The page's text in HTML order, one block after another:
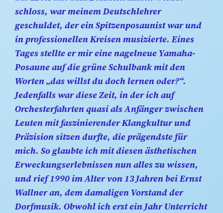
schloss, war meinem Deutschlehrer
geschuldet, der ein Spitzenposaunist war und
in professionellen Kreisen musizierte. Eines
Tages stellte er mir eine nagelneue Yamaha-
Posaune auf die grüne Schulbank mit den
Worten „das willst du doch lernen oder?“.
Jedenfalls war diese Zeit, in der ich auf
Orchesterfahrten quasi als Anfänger zwischen
Leuten mit faszinierender Klangkultur und
Präzision sitzen durfte, die prägendste für
mich. So glaubte ich mit diesen ästhetischen
Erweckungserlebnissen nun alles zu wissen,
und rief 1990 im Alter von 13 Jahren bei Ernst
Wallner an, dem damaligen Vorstand der
Dorfmusik. Obwohl ich erst ein Jahr Unterricht